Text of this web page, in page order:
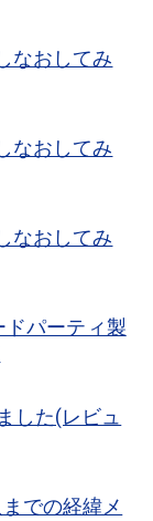
なおしてみ
なおしてみ
なおしてみ
ドパーティ製
した(レビュ
での経緯メ